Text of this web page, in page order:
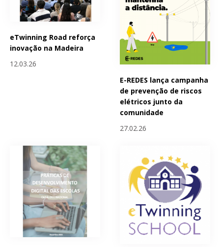
eTwinning Road reforça
inovação na Madeira
12.03.26
E-REDES lança campanha
de prevenção de riscos
elétricos junto da
comunidade
27.02.26